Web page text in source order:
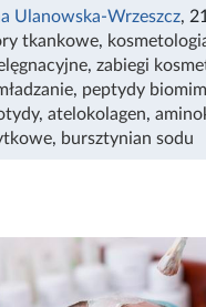
Ulanowska-Wrzeszcz,
tkankowe,
, zabiegi
, peptydy
, atelokolagen,
, bursztynian sodu